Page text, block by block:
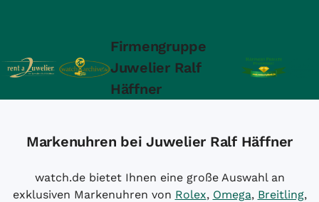
Firmengruppe
Juwelier Ralf
Häffner
Markenuhren bei Juwelier Ralf Häffner
watch.de bietet Ihnen eine große Auswahl an
exklusiven Markenuhren von Rolex, Omega, Breitling,